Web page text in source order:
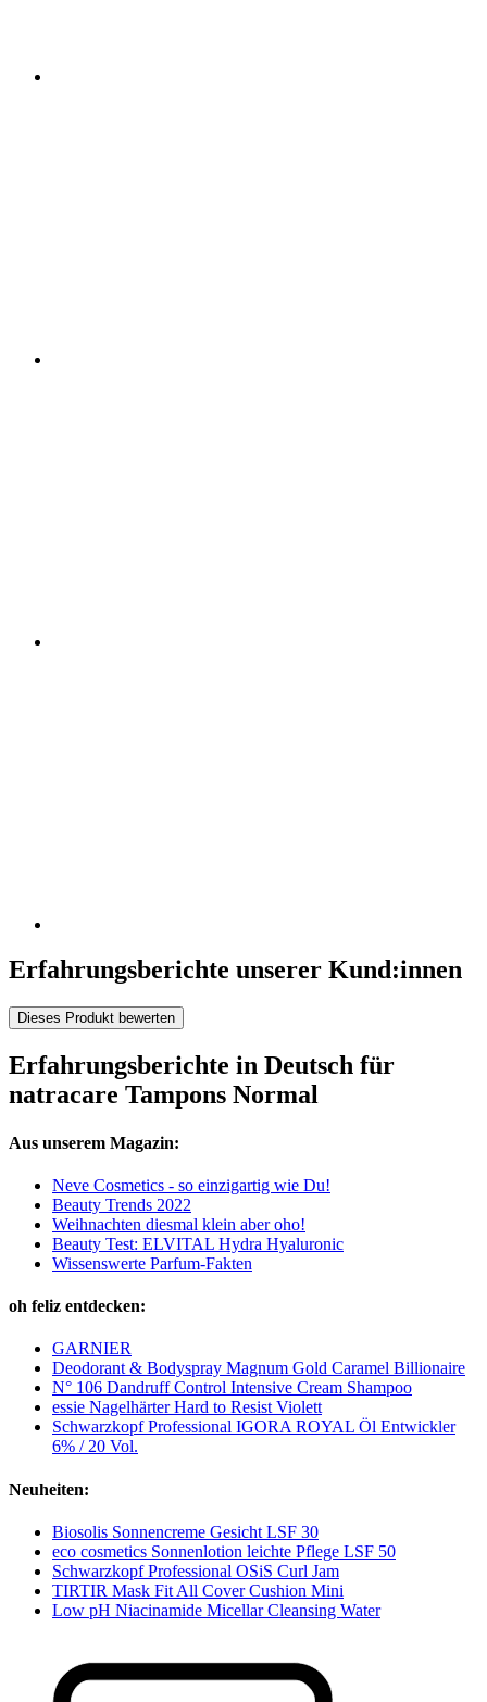
Erfahrungsberichte unserer Kund:innen
Dieses Produkt bewerten
Erfahrungsberichte in Deutsch für
natracare Tampons Normal
Aus unserem Magazin:
Neve Cosmetics - so einzigartig wie Du!
Beauty Trends 2022
Weihnachten diesmal klein aber oho!
Beauty Test: ELVITAL Hydra Hyaluronic
Wissenswerte Parfum-Fakten
oh feliz entdecken:
GARNIER
Deodorant & Bodyspray Magnum Gold Caramel Billionaire
N° 106 Dandruff Control Intensive Cream Shampoo
essie Nagelhärter Hard to Resist Violett
Schwarzkopf Professional IGORA ROYAL Öl Entwickler
6% / 20 Vol.
Neuheiten:
Biosolis Sonnencreme Gesicht LSF 30
eco cosmetics Sonnenlotion leichte Pflege LSF 50
Schwarzkopf Professional OSiS Curl Jam
TIRTIR Mask Fit All Cover Cushion Mini
Low pH Niacinamide Micellar Cleansing Water